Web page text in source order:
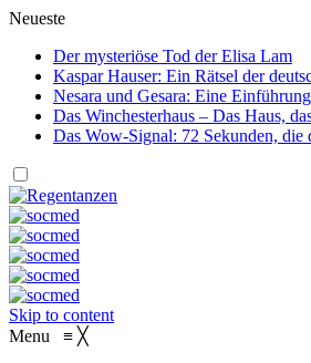
Neueste
Der mysteriöse Tod der Elisa Lam
Kaspar Hauser: Ein Rätsel der
Nesara und Gesara: Eine
Das Winchesterhaus – Das Haus,
Das Wow-Signal: 72 Sekunden,
Skip to content
Menu ≡ ╳